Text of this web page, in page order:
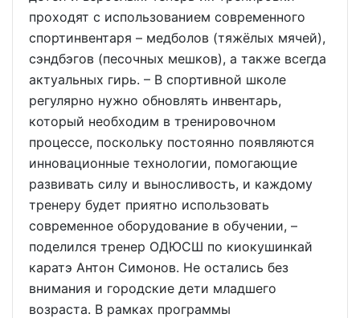
проходят с использованием современного
спортинвентаря – медболов (тяжёлых мячей),
сэндбэгов (песочных мешков), а также всегда
актуальных гирь. – В спортивной школе
регулярно нужно обновлять инвентарь,
который необходим в тренировочном
процессе, поскольку постоянно появляются
инновационные технологии, помогающие
развивать силу и выносливость, и каждому
тренеру будет приятно использовать
современное оборудование в обучении, –
поделился тренер ОДЮСШ по киокушинкай
каратэ Антон Симонов. Не остались без
внимания и городские дети младшего
возраста. В рамках программы